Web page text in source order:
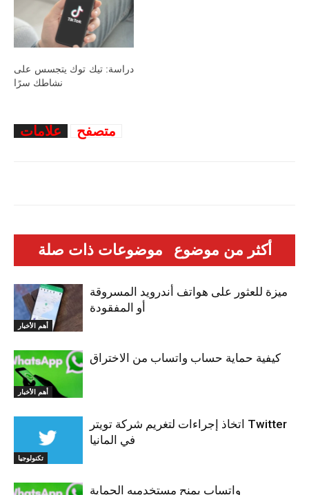
دراسة: تيك توك يتجسس على
نشاطك سرًا
علامات متصفح
موضوعات ذات صلة أكثر من موضوع
أهم الأخبار
ميزة للعثور على هواتف أندرويد المسروقة
أو المفقودة
أهم الأخبار
كيفية حماية حساب واتساب من الاختراق
تكنولوجيا
اتخاذ إجراءات لتغريم شركة تويتر Twitter
في المانيا
واتساب يمنح مستخدميه الحماية